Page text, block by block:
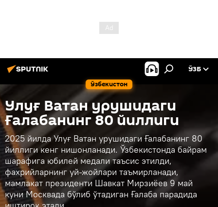
Ўзбекистон
ЎЗБ
Улуғ Ватан урушидаги
Ғалабанинг 80 йиллиги
2025 йилда Улуғ Ватан урушидаги Ғалабанинг 80
йиллиги кенг нишонланади. Ўзбекистонда байрам
шарафига юбилей медали таъсис этилди,
фахрийларнинг уй-жойлари таъмирланади,
мамлакат президенти Шавкат Мирзиёев 9 май
куни Москвада бўлиб ўтадиган Ғалаба парадида